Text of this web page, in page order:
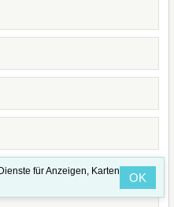
für Anzeigen, Karten
OK